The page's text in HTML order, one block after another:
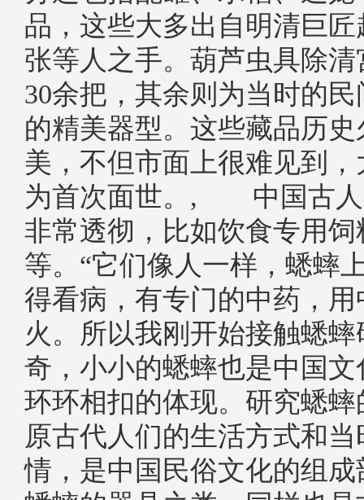
品，这些大多出自明清巨
张等人之手。葫芦虫具除
30余把，其余则为当时的
的精美器型。这些藏品历
美，不但市面上很难见到
为首次面世。, 中国古人
非常透彻，比如饮食专用
等。“它们像人一样，蟋蟀
得看病，有专门的中药，
火。所以我刚开始接触蟋
奇，小小的蟋蟀也是中国
环环相扣的体现。研究蟋
原古代人们的生活方式和
情，是中国民俗文化的组